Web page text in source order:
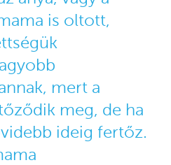
is oltott,
mert a
meg, de ha
ideig fertőz.